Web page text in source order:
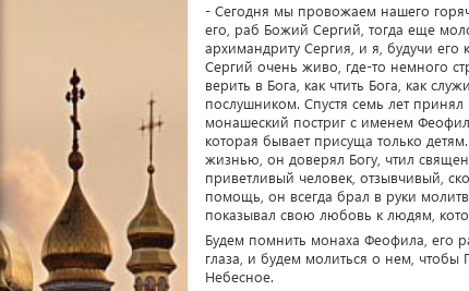
- Сегодня мы провожаем нашего
его, раб Божий Сергий, тогда еще
архимандриту Сергия, и я, будучи
Сергий очень живо, где-то немного
верить в Бога, как чтить Бога, как
послушником. Спустя семь лет
монашеский постриг с именем
которая бывает присуща только
жизнью, он доверял Богу, чтил
приветливый человек, отзывчивый,
помощь, он всегда брал в руки
показывал свою любовь к людям,
Будем помнить монаха Феофила, его
глаза, и будем молиться о нем,
Небесное.